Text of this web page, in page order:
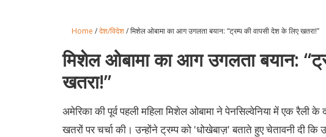
Home /देश/विदेश/ मिशेल ओबामा का आग उगलता बयान: “ट्रम्प की वापसी देश के लिए खतरा!”
मिशेल ओबामा का आग उगलता बयान:
खतरा!”
अमेरिका की पूर्व पहली महिला मिशेल ओबामा ने पेनसिल्वेनिया में एक रैली के
खतरों पर चर्चा की। उन्होंने ट्रम्प को 'धोखेबाज़' बताते हुए चेतावनी दी कि